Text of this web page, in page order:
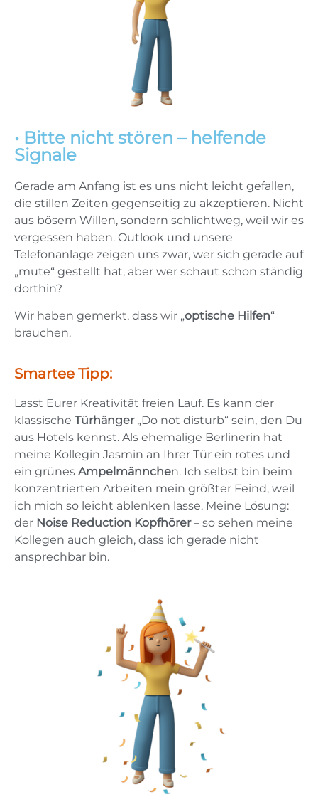
• Bitte nicht stören – helfende
Signale
Gerade am Anfang ist es uns nicht leicht gefallen,
die stillen Zeiten gegenseitig zu akzeptieren. Nicht
aus bösem Willen, sondern schlichtweg, weil wir es
vergessen haben. Outlook und unsere
Telefonanlage zeigen uns zwar, wer sich gerade auf
„mute“ gestellt hat, aber wer schaut schon ständig
dorthin?
Wir haben gemerkt, dass wir „optische Hilfen“
brauchen.
Smartee Tipp:
Lasst Eurer Kreativität freien Lauf. Es kann der
klassische Türhänger„Do not disturb“ sein, den Du
aus Hotels kennst. Als ehemalige Berlinerin hat
meine Kollegin Jasmin an Ihrer Tür ein rotes und
ein grünes Ampelmännchen. Ich selbst bin beim
konzentrierten Arbeiten mein größter Feind, weil
ich mich so leicht ablenken lasse. Meine Lösung:
der Noise Reduction Kopfhörer– so sehen meine
Kollegen auch gleich, dass ich gerade nicht
ansprechbar bin.